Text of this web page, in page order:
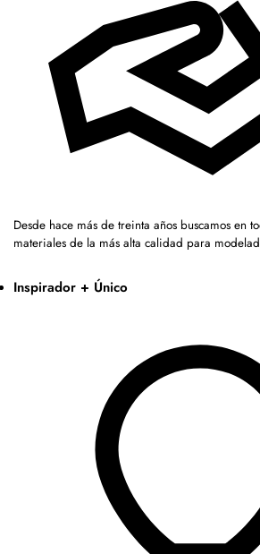
Desde hace más de treinta años buscamos en
materiales de la más alta calidad para
Inspirador + Único